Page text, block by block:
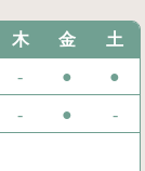
木 金 土
- ● ●
- ● -